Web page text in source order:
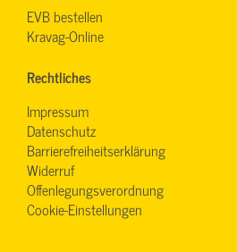
EVB bestellen
Kravag-Online
Rechtliches
Impressum
Datenschutz
Barrierefreiheitserklärung
Widerruf
Offenlegungsverordnung
Cookie-Einstellungen